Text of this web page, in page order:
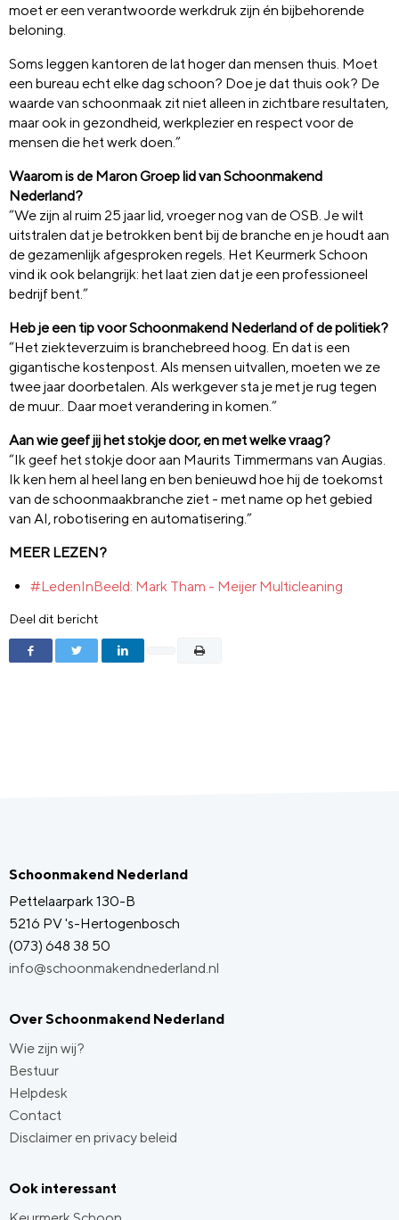
moet er een verantwoorde werkdruk zijn én bijbehorende
beloning.
Soms leggen kantoren de lat hoger dan mensen thuis. Moet
een bureau echt elke dag schoon? Doe je dat thuis ook? De
waarde van schoonmaak zit niet alleen in zichtbare resultaten,
maar ook in gezondheid, werkplezier en respect voor de
mensen die het werk doen.”
Waarom is de Maron Groep lid van Schoonmakend
Nederland?
“We zijn al ruim 25 jaar lid, vroeger nog van de OSB. Je wilt
uitstralen dat je betrokken bent bij de branche en je houdt aan
de gezamenlijk afgesproken regels. Het Keurmerk Schoon
vind ik ook belangrijk: het laat zien dat je een professioneel
bedrijf bent.”
Heb je een tip voor Schoonmakend Nederland of de politiek?
“Het ziekteverzuim is branchebreed hoog. En dat is een
gigantische kostenpost. Als mensen uitvallen, moeten we ze
twee jaar doorbetalen. Als werkgever sta je met je rug tegen
de muur.. Daar moet verandering in komen.”
Aan wie geef jij het stokje door, en met welke vraag?
“Ik geef het stokje door aan Maurits Timmermans van Augias.
Ik ken hem al heel lang en ben benieuwd hoe hij de toekomst
van de schoonmaakbranche ziet - met name op het gebied
van AI, robotisering en automatisering.”
MEER LEZEN?
#LedenInBeeld: Mark Tham - Meijer Multicleaning
Deel dit bericht
Schoonmakend Nederland
Pettelaarpark 130-B
5216 PV 's-Hertogenbosch
(073) 648 38 50
info@schoonmakendnederland.nl
Over Schoonmakend Nederland
Wie zijn wij?
Bestuur
Helpdesk
Contact
Disclaimer en privacy beleid
Ook interessant